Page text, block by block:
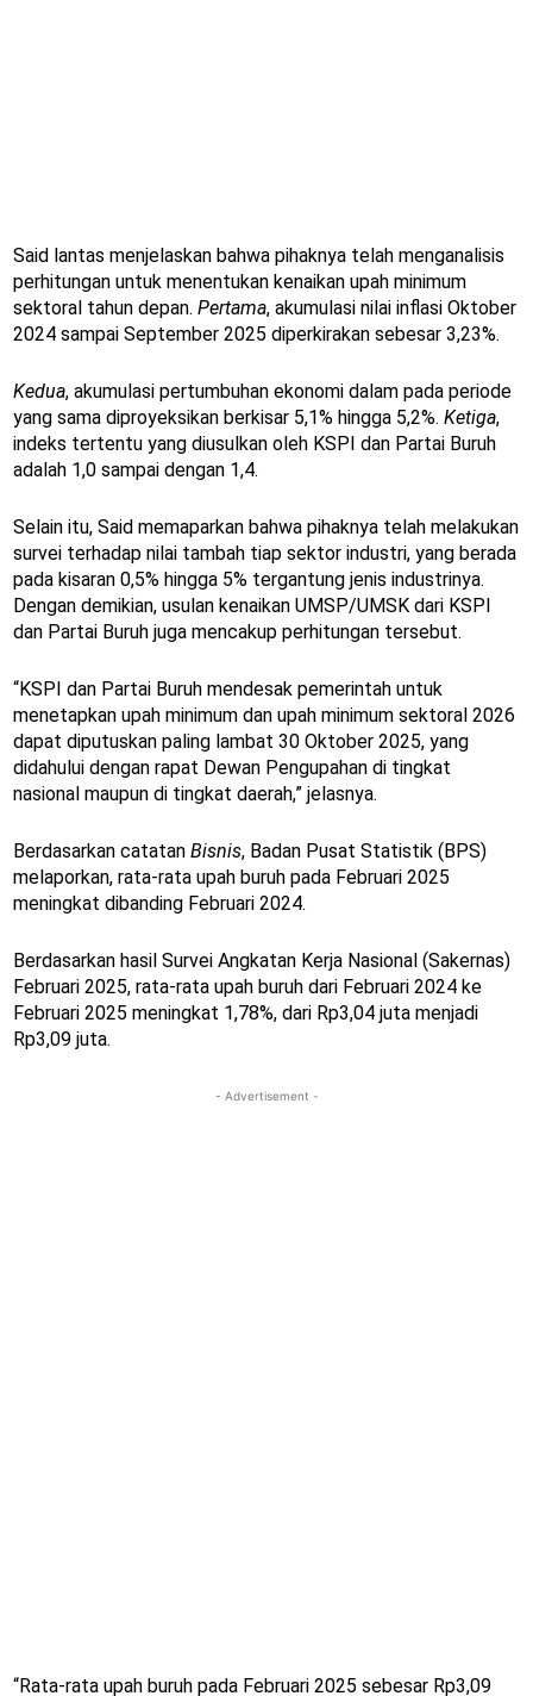
Said lantas menjelaskan bahwa pihaknya telah menganalisis
perhitungan untuk menentukan kenaikan upah minimum
sektoral tahun depan. Pertama, akumulasi nilai inflasi Oktober
2024 sampai September 2025 diperkirakan sebesar 3,23%.
Kedua, akumulasi pertumbuhan ekonomi dalam pada periode
yang sama diproyeksikan berkisar 5,1% hingga 5,2%. Ketiga,
indeks tertentu yang diusulkan oleh KSPI dan Partai Buruh
adalah 1,0 sampai dengan 1,4.
Selain itu, Said memaparkan bahwa pihaknya telah melakukan
survei terhadap nilai tambah tiap sektor industri, yang berada
pada kisaran 0,5% hingga 5% tergantung jenis industrinya.
Dengan demikian, usulan kenaikan UMSP/UMSK dari KSPI
dan Partai Buruh juga mencakup perhitungan tersebut.
“KSPI dan Partai Buruh mendesak pemerintah untuk
menetapkan upah minimum dan upah minimum sektoral 2026
dapat diputuskan paling lambat 30 Oktober 2025, yang
didahului dengan rapat Dewan Pengupahan di tingkat
nasional maupun di tingkat daerah,” jelasnya.
Berdasarkan catatan Bisnis, Badan Pusat Statistik (BPS)
melaporkan, rata-rata upah buruh pada Februari 2025
meningkat dibanding Februari 2024.
Berdasarkan hasil Survei Angkatan Kerja Nasional (Sakernas)
Februari 2025, rata-rata upah buruh dari Februari 2024 ke
Februari 2025 meningkat 1,78%, dari Rp3,04 juta menjadi
Rp3,09 juta.
- Advertisement -
“Rata-rata upah buruh pada Februari 2025 sebesar Rp3,09